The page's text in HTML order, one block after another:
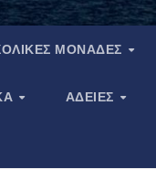
ΜΟΝΆΔΕΣ
ΆΔΕΙΕΣ